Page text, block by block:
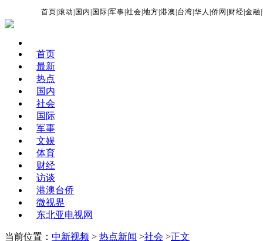
首页 |滚动 国内 国际 |军事 |社会 |地方 |港澳 台湾 |华人 |侨网 财经 |金融 |
首页
最新
热点
国内
社会
国际
军事
文娱
体育
财经
访谈
港澳台侨
微视界
东北亚电视网
当前位置： 中新视频 > 热点新闻 >社会 >正文